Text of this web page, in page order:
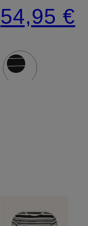
54,95 €